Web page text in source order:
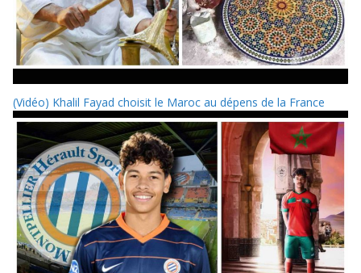
(Vidéo) Khalil Fayad choisit le Maroc au dépens de la France